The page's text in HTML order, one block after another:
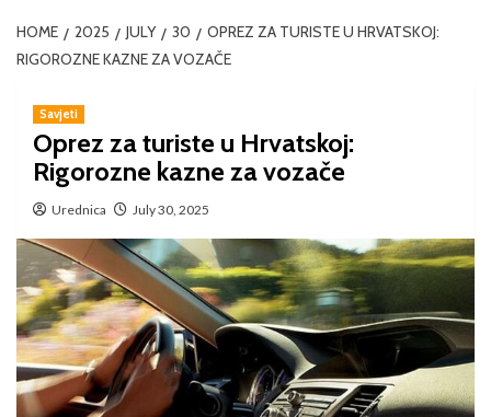
HOME 2025 JULY 30
OPREZ ZA TURISTE U HRVATSKOJ:
RIGOROZNE KAZNE ZA VOZAČE
Savjeti
Oprez za turiste u Hrvatskoj:
Rigorozne kazne za vozače
Urednica July 30, 2025